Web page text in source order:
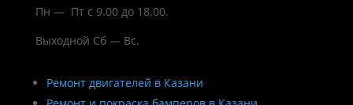
Пн — Пт с 9.00 до 18.00.
Выходной Сб — Вс.
Ремонт двигателей в Казани